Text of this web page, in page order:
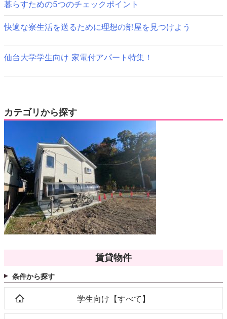
暮らすための5つのチェックポイント
快適な寮生活を送るために理想の部屋を見つけよう
仙台大学学生向け 家電付アパート特集！
カテゴリから探す
賃貸物件
条件から探す
学生向け【すべて】